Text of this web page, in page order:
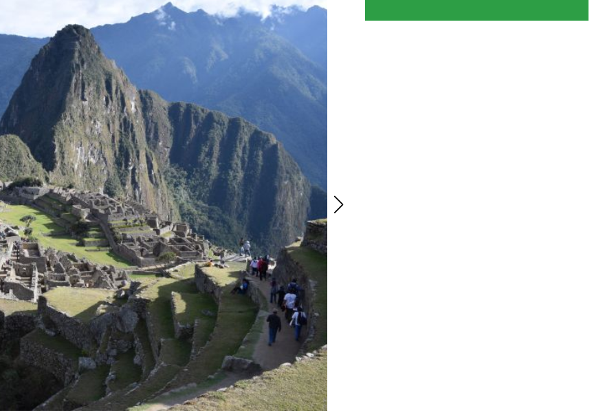
cu un complex arhitectural extins ce cuprinde
Muzeul Laco.
Catalina, viziteaza biserica iezuitilor si priveliste
peisajului natural al marii din Peru, casa a unor
vechi de mii de ani.
zboara de-a lungul a 4,000 metri de vale si
retrase din zona.
ale sale insule ce gazduiesc comunitati cu o vie
un mix de consructii in stil pre-columbian si
monumente precum Tambomachay, fortareata
fie explorate.
ascuns pe varful muntelui Andean ce ofera o
cat si al fascinantei istoriei incase.